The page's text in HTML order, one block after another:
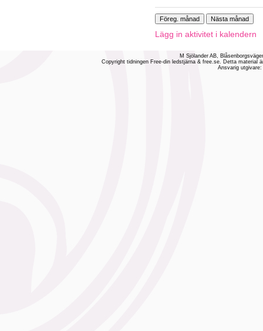
Lägg in aktivitet i kalendern
M Sjölander AB,
Copyright tidningen Free-din ledstjärna & free.se. Detta material
Ansvarig